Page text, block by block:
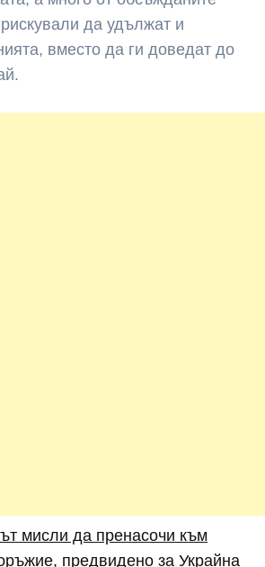
да удължат и
вместо да ги доведат до
мисли да пренасочи към
предвидено за Украйна